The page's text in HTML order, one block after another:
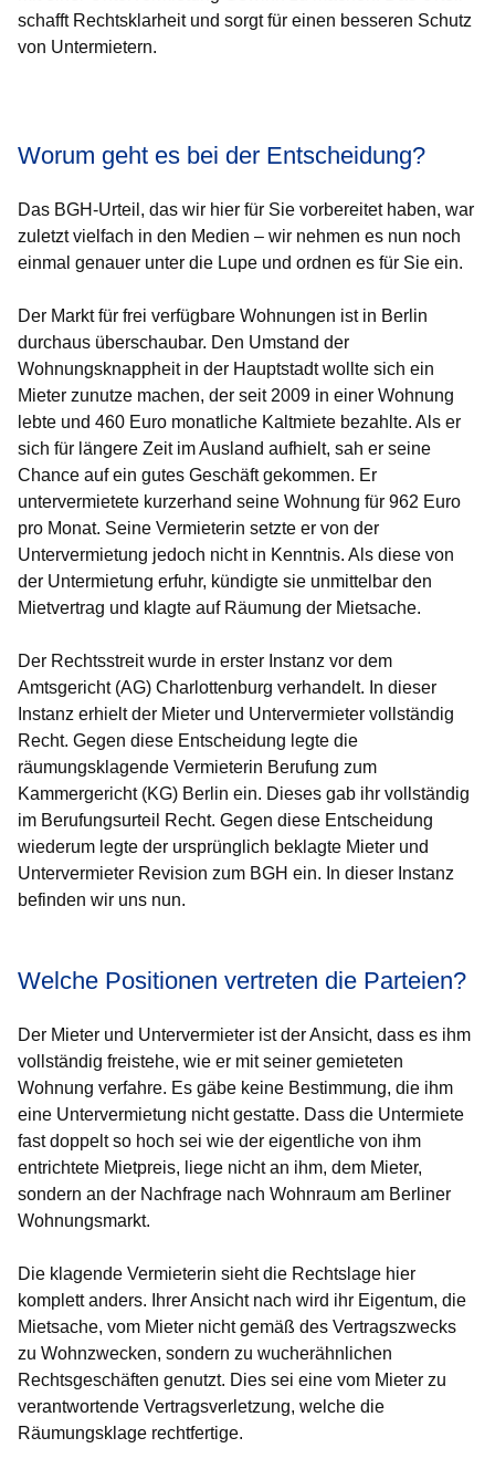
schafft Rechtsklarheit und sorgt für einen besseren Schutz
von Untermietern.
Worum geht es bei der Entscheidung?
Das BGH-Urteil, das wir hier für Sie vorbereitet haben, war
zuletzt vielfach in den Medien – wir nehmen es nun noch
einmal genauer unter die Lupe und ordnen es für Sie ein.
Der Markt für frei verfügbare Wohnungen ist in Berlin
durchaus überschaubar. Den Umstand der
Wohnungsknappheit in der Hauptstadt wollte sich ein
Mieter zunutze machen, der seit 2009 in einer Wohnung
lebte und 460 Euro monatliche Kaltmiete bezahlte. Als er
sich für längere Zeit im Ausland aufhielt, sah er seine
Chance auf ein gutes Geschäft gekommen. Er
untervermietete kurzerhand seine Wohnung für 962 Euro
pro Monat. Seine Vermieterin setzte er von der
Untervermietung jedoch nicht in Kenntnis. Als diese von
der Untermietung erfuhr, kündigte sie unmittelbar den
Mietvertrag und klagte auf Räumung der Mietsache.
Der Rechtsstreit wurde in erster Instanz vor dem
Amtsgericht (AG) Charlottenburg verhandelt. In dieser
Instanz erhielt der Mieter und Untervermieter vollständig
Recht. Gegen diese Entscheidung legte die
räumungsklagende Vermieterin Berufung zum
Kammergericht (KG) Berlin ein. Dieses gab ihr vollständig
im Berufungsurteil Recht. Gegen diese Entscheidung
wiederum legte der ursprünglich beklagte Mieter und
Untervermieter Revision zum BGH ein. In dieser Instanz
befinden wir uns nun.
Welche Positionen vertreten die Parteien?
Der Mieter und Untervermieter ist der Ansicht, dass es ihm
vollständig freistehe, wie er mit seiner gemieteten
Wohnung verfahre. Es gäbe keine Bestimmung, die ihm
eine Untervermietung nicht gestatte. Dass die Untermiete
fast doppelt so hoch sei wie der eigentliche von ihm
entrichtete Mietpreis, liege nicht an ihm, dem Mieter,
sondern an der Nachfrage nach Wohnraum am Berliner
Wohnungsmarkt.
Die klagende Vermieterin sieht die Rechtslage hier
komplett anders. Ihrer Ansicht nach wird ihr Eigentum, die
Mietsache, vom Mieter nicht gemäß des Vertragszwecks
zu Wohnzwecken, sondern zu wucherähnlichen
Rechtsgeschäften genutzt. Dies sei eine vom Mieter zu
verantwortende Vertragsverletzung, welche die
Räumungsklage rechtfertige.